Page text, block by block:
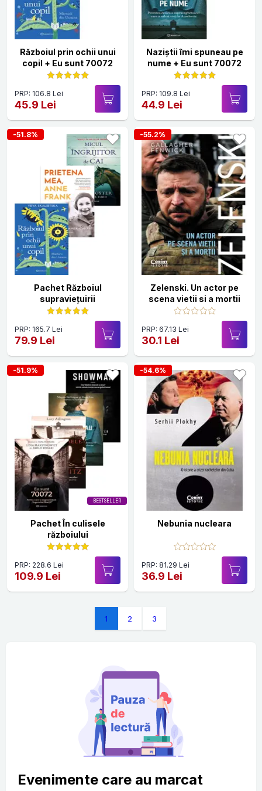
Războiul prin ochii unui
copil + Eu sunt 70072
PRP: 106.8 Lei
45.9 Lei
Naziștii îmi spuneau pe
nume + Eu sunt 70072
PRP: 109.8 Lei
44.9 Lei
-51.8%
Pachet Războiul
supraviețuirii
PRP: 165.7 Lei
79.9 Lei
-55.2%
Zelenski. Un actor pe
scena vietii si a mortii
PRP: 67.13 Lei
30.1 Lei
BESTSELLER
-51.9%
Pachet În culisele
războiului
PRP: 228.6 Lei
109.9 Lei
-54.6%
Nebunia nucleara
PRP: 81.29 Lei
36.9 Lei
1 2 3
Evenimente care au marcat